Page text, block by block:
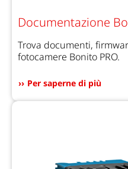
Documentazione
Trova documenti,
fotocamere Bonito PRO.
Per saperne di più